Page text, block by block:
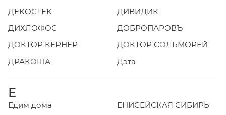
ДЕКОСТЕК
ДИВИДИК
ДИХЛОФОС
ДОБРОПАРОВЪ
ДОКТОР КЕРНЕР
ДОКТОР СОЛЬМОРЕЙ
ДРАКОША
Дэта
Е
Едим дома ЕНИСЕЙСКАЯ СИБИРЬ